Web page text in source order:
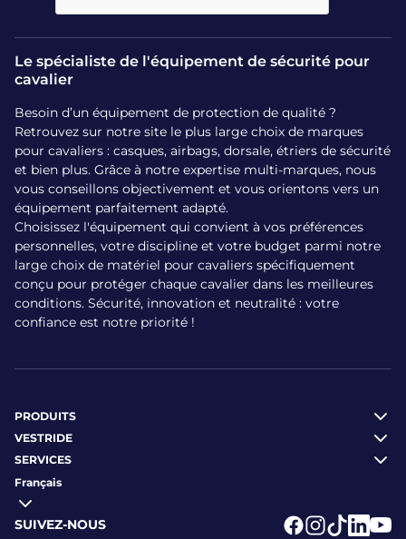
rênes, facilitant l’apprentissage des gestes
Réglage personnalisé sur-mesure :
bandes velcro robustes au niveau des
parfaite à chaque morphologie, pour un gilet
stable, près du corps et parfaitement ajusté
saison après saison.
Fermeture zippée frontale :Simple et
rapide à manipuler, même par un enfant, ce
système permet d’enfiler et de retirer le gilet
en un geste sans perdre de temps avant ou
après la reprise.
Pour qui la coque carapax
conçue ?
Ce gilet de protection s’adresse à tous les enfants,
débutants ou plus expérimentés, qui découvrent
l’équitation ou souhaitent progresser dans les
meilleures conditions de sécurité. Que ce soit pour
les séances en club, les premiers cours de saut
d’obstacles, les balades à poney ou les jeux
Le spécialiste de l'équipement de sécurité pour
cavalier
Besoin d’un équipement de protection de qualité ?
Retrouvez sur notre site le plus large choix de marques
pour cavaliers : casques, airbags, dorsale, étriers de sécurité
et bien plus. Grâce à notre expertise multi-marques, nous
vous conseillons objectivement et vous orientons vers un
équipement parfaitement adapté.
Choisissez l'équipement qui convient à vos préférences
personnelles, votre discipline et votre budget parmi notre
large choix de matériel pour cavaliers spécifiquement
conçu pour protéger chaque cavalier dans les meilleures
conditions. Sécurité, innovation et neutralité : votre
confiance est notre priorité !
PRODUITS
VESTRIDE
SERVICES
Français
SUIVEZ-NOUS